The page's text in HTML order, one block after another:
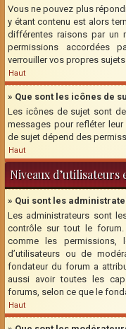
Vous ne pouvez plus
y étant contenu est alors
différentes raisons par un
permissions accordées
verrouiller vos propres
Haut
» Que sont les icônes de
Les icônes de sujet sont
messages pour refléter
de sujet dépend des
Haut
Niveaux d’utilisateurs
» Qui sont les
Les administrateurs sont
contrôle sur tout le
comme les permissions,
d’utilisateurs ou de
fondateur du forum a
aussi avoir toutes les
forums, selon ce que le
Haut